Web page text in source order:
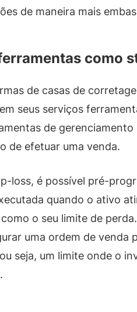
de maneira mais
como
de casas de
seus serviços
de
de efetuar uma venda.
loss, é possível pré-
quando o ativo
o seu limite de
uma ordem de venda
seja, um limite onde o